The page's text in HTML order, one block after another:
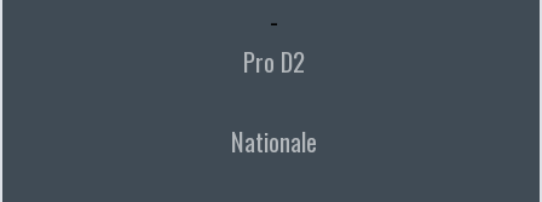
-
Pro D2
Nationale